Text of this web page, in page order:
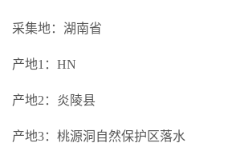
采集地：湖南省
产地1：HN
产地2：炎陵县
产地3：桃源洞自然保护区落水